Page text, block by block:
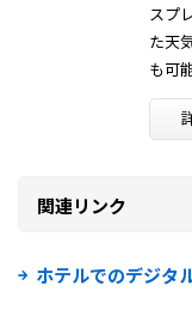
スプ
た天
も可
関連リンク
ホテルでのデジタ